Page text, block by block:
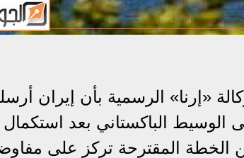
«إرنا» الرسمية بأن إيران
الوسيط الباكستاني بعد
من الخطة المقترحة تركز على